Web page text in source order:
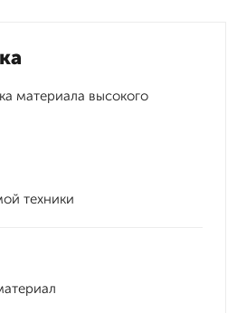
материала высокого
техники